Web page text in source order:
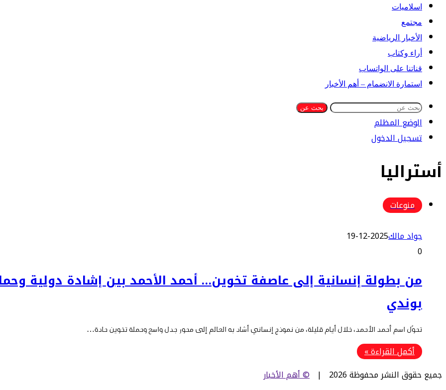
اسلاميات
مجتمع
الأخبار الرياضية
أراء وكتاب
قناتنا على الواتساب
استمارة الانضمام – أهم الأخبار
بحث عن
الوضع المظلم
تسجيل الدخول
أستراليا
منوعات
جواد مالك2025-12-19
0
من بطولة إنسانية إلى عاصفة تخوين… أحمد الأحمد بين إشادة دولية
بوندي
تحوّل اسم أحمد الأحمد، خلال أيام قليلة، من نموذج إنساني أشاد به العالم إلى محور جدل واسع وحملة تخوين حادة…
أكمل القراءة »
جميع حقوق النشر محفوظة 2026 |
© أهم الأخبار